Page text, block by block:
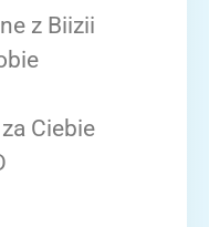
z Biizii
Ciebie